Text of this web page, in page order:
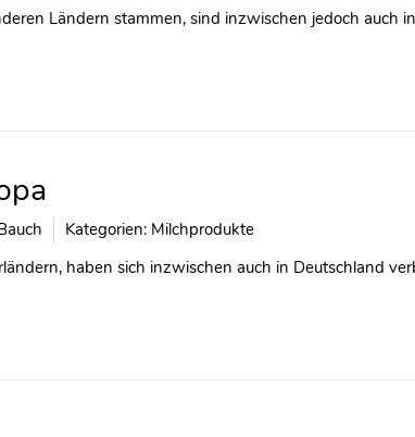
Ländern stammen, sind inzwischen jedoch auch
Kategorien: Milchprodukte
haben sich inzwischen auch in Deutschland